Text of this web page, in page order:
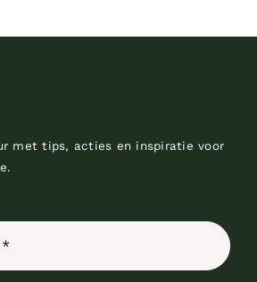
met tips, acties en inspiratie voor